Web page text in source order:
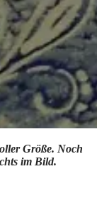
Größe. Noch
im Bild.